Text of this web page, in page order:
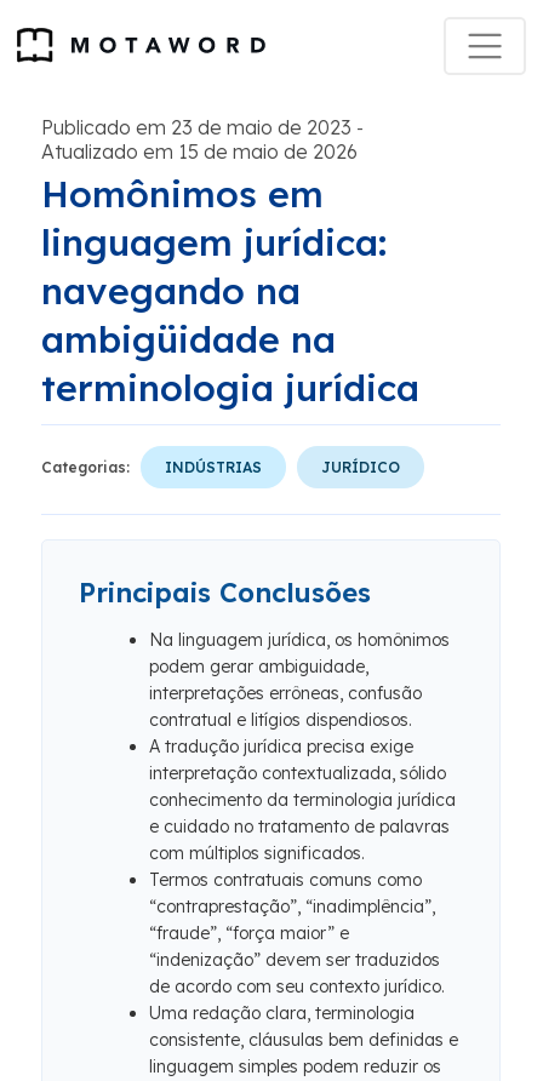
Publicado em 23 de maio de 2023 -
Atualizado em 15 de maio de 2026
Homônimos em
linguagem jurídica:
navegando na
ambigüidade na
terminologia jurídica
Categorias: INDÚSTRIAS JURÍDICO
Principais Conclusões
Na linguagem jurídica, os homônimos
podem gerar ambiguidade,
interpretações errôneas, confusão
contratual e litígios dispendiosos.
A tradução jurídica precisa exige
interpretação contextualizada, sólido
conhecimento da terminologia jurídica
e cuidado no tratamento de palavras
com múltiplos significados.
Termos contratuais comuns como
“contraprestação”, “inadimplência”,
“fraude”, “força maior” e
“indenização” devem ser traduzidos
de acordo com seu contexto jurídico.
Uma redação clara, terminologia
consistente, cláusulas bem definidas e
linguagem simples podem reduzir os